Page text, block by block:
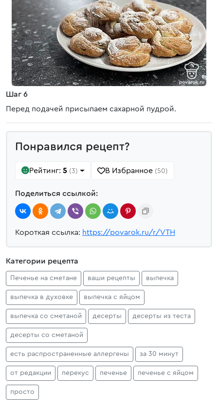
Шаг 6
Перед подачей присыпаем сахарной пудрой.
Понравился рецепт?
Рейтинг: 5 (3) В Избранное (50)
Поделиться ссылкой:
Короткая ссылка: https://povarok.ru/r/VTH
Категории рецепта
Печенье на сметане ваши рецепты выпечка
выпечка в духовке выпечка с яйцом
выпечка со сметаной десерты десерты из теста
десерты со сметаной
есть распространенные аллергены за 30 минут
от редакции перекус печенье печенье с яйцом
просто